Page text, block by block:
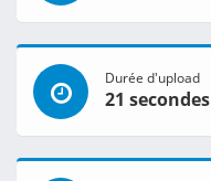
Durée d'upload
21 secondes